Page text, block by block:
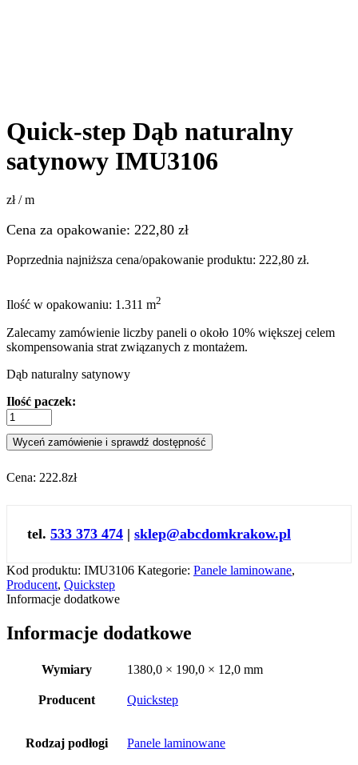
Quick-step Dąb naturalny
satynowy IMU3106
zł / m
Cena za opakowanie: 222,80 zł
Poprzednia najniższa cena/opakowanie produktu: 222,80 zł.
Ilość w opakowaniu: 1.311 m2
Zalecamy zamówienie liczby paneli o około 10% większej celem
skompensowania strat związanych z montażem.
Dąb naturalny satynowy
Ilość paczek:
Wyceń zamówienie i sprawdź dostępność
Cena: 222.8zł
tel. 533 373 474 | sklep@abcdomkrakow.pl
Kod produktu: IMU3106 Kategorie: Panele laminowane,
Producent, Quickstep
Informacje dodatkowe
Informacje dodatkowe
Wymiary 1380,0 × 190,0 × 12,0 mm
Producent Quickstep
Rodzaj podłogi Panele laminowane